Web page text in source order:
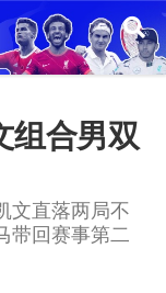
组合男双
文直落两局不
带回赛事第二